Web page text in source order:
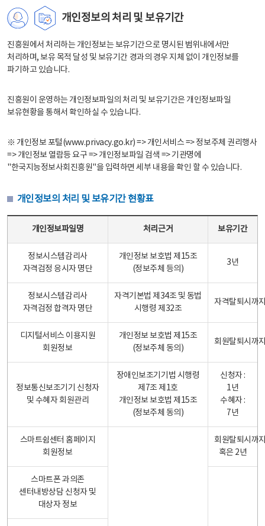
개인정보의 처리 및 보유기간
진흥원에서 처리하는 개인정보는 보유기간으로 명시된 범위내에서만
처리하며, 보유 목적 달성 및 보유기간 경과의 경우 지체 없이 개인정보를
파기하고 있습니다.
진흥원이 운영하는 개인정보파일의 처리 및 보유기간은 개인정보파일
보유현황을 통해서 확인하실 수 있습니다.
※ 개인정보 포털(www.privacy.go.kr) => 개인서비스 => 정보주체 권리행사
=> 개인정보 열람등 요구 => 개인정보파일 검색 => 기관명에
"한국지능정보사회진흥원"을 입력하면 세부 내용을 확인 할 수 있습니다.
개인정보의 처리 및 보유기간 현황표
개인정보파일명 처리근거 보유기간
정보시스템감리사
자격검정 응시자 명단
개인정보 보호법 제15조
(정보주체 등의)
3년
정보시스템감리사
자격검정 합격자 명단
자격기본법 제34조 및 동법
시행령 제32조
자격탈퇴시까
디지털서비스 이용지원
회원정보
개인정보 보호법 제15조
(정보주체 동의)
회원탈퇴시까
정보통신보조기기 신청자
및 수혜자 회원관리
장애인보조기기법 시행령
제7조 제1호
개인정보 보호법 제15조
(정보주체 동의)
신청자 :
1년
수혜자 :
7년
스마트쉼센터 홈페이지
회원정보
회원탈퇴시까
혹은 2년
스마트폰 과의존
센터내방상담 신청자 및
대상자 정보